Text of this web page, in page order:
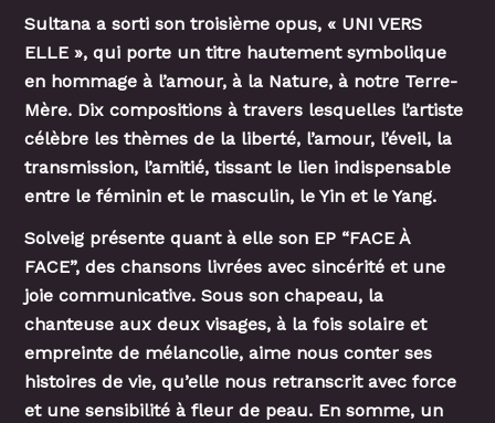
Sultana a sorti son troisième opus, « UNI VERS
ELLE », qui porte un titre hautement symbolique
en hommage à l’amour, à la Nature, à notre Terre-
Mère. Dix compositions à travers lesquelles l’artiste
célèbre les thèmes de la liberté, l’amour, l’éveil, la
transmission, l’amitié, tissant le lien indispensable
entre le féminin et le masculin, le Yin et le Yang.
Solveig présente quant à elle son EP “FACE À
FACE”, des chansons livrées avec sincérité et une
joie communicative. Sous son chapeau, la
chanteuse aux deux visages, à la fois solaire et
empreinte de mélancolie, aime nous conter ses
histoires de vie, qu’elle nous retranscrit avec force
et une sensibilité à fleur de peau. En somme, un